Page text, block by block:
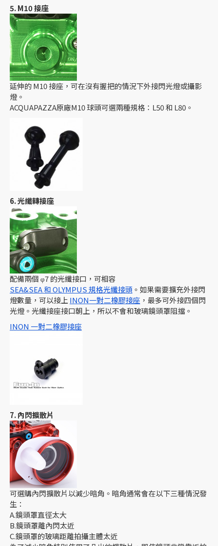
5. M10 接座
延伸的 M10 接座，可在沒有握把的情況下外接閃光燈或攝影
燈。
ACQUAPAZZA原廠M10 球頭可選兩種規格：L50 和 L80。
6. 光纖轉接座
配備兩個 φ7 的光纖接口，可相容
SEA&SEA 和 OLYMPUS 規格光纖接頭 。如果需要擴充外接閃
燈數量，可以接上INON一對二橡膠接座 ，最多可外接四個閃
光燈。光纖接座接口朝上，所以不會和玻璃鏡頭罩阻擋。
INON 一對二橡膠接座
7. 內閃擴散片
可選購內閃擴散片以減少暗角。暗角通常會在以下三種情況發
生：
A.鏡頭罩直徑太大
B.鏡頭罩離內閃太近
C.鏡頭罩的玻璃距離拍攝主體太近